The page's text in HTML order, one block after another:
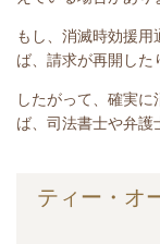
もし、消滅時効援
ば、請求が再開した
したがって、確実
ば、司法書士や弁護
ティー・オ